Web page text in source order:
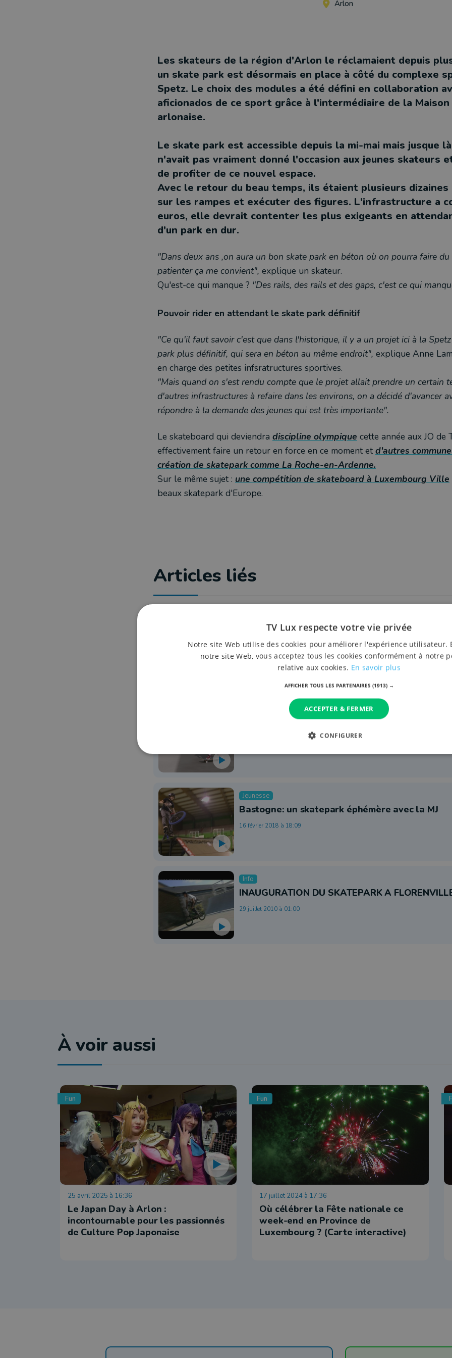
Arlon
Les skateurs de la région d'Arlon le réclamaient depuis
un skate park est désormais en place à côté du complexe
Spetz. Le choix des modules a été défini en collaboration
aficionados de ce sport grâce à l'intermédiaire de la Maison
arlonaise.
Le skate park est accessible depuis la mi-mai mais jusque
n'avait pas vraiment donné l'occasion aux jeunes skateurs
de profiter de ce nouvel espace.
Avec le retour du beau temps, ils étaient plusieurs dizaines
sur les rampes et exécuter des figures. L'infrastructure a
euros, elle devrait contenter les plus exigeants en
d'un park en dur.
"Dans deux ans ,on aura un bon skate park en béton où on pourra faire
patienter ça me convient", explique un skateur.
Qu'est-ce qui manque ? "Des rails, des rails et des gaps, c'est ce qui
Pouvoir rider en attendant le skate park définitif
"Ce qu'il faut savoir c'est que dans l'historique, il y a un projet ici à la
park plus définitif, qui sera en béton au même endroit", explique Anne
en charge des petites infsratructures sportives.
"Mais quand on s'est rendu compte que le projet allait prendre un certain
d'autres infrastructures à refaire dans les environs, on a décidé d'avancer
répondre à la demande des jeunes qui est très importante".
Le skateboard qui deviendra discipline olympique cette année aux JO de
effectivement faire un retour en force en ce moment et d'autres
création de skatepark comme La Roche-en-Ardenne.
Sur le même sujet : une compétition de skateboard à Luxembourg Ville
beaux skatepark d'Europe.
Articles liés
Création d'un skatepark à La Roche-en-Ardenne
12 janvier 2021 à 16:46
Jeunesse
Bastogne: un skatepark éphémère avec la MJ
16 février 2018 à 18:09
Info
INAUGURATION DU SKATEPARK A
29 juillet 2010 à 01:00
À voir aussi
Fun
25 avril 2025 à 16:36
Le Japan Day à Arlon :
incontournable pour les passionnés
de Culture Pop Japonaise
Fun
17 juillet 2024 à 17:36
Où célébrer la Fête nationale ce
week-end en Province de
Luxembourg ? (Carte interactive)
TV Lux respecte votre vie privée
Notre site Web utilise des cookies pour améliorer l'expérience utilisateur.
notre site Web, vous acceptez tous les cookies conformément à notre
relative aux cookies. En savoir plus
AFFICHER TOUS LES PARTENAIRES (1913) →
ACCEPTER & FERMER
CONFIGURER